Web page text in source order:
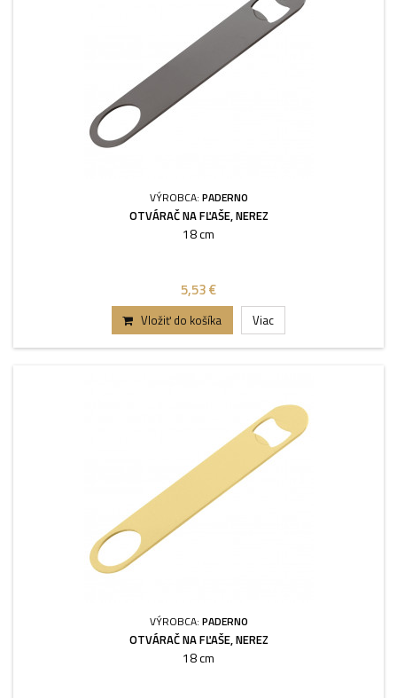
VÝROBCA: PADERNO
OTVÁRAČ NA FĽAŠE, NEREZ
18 cm
5,53 €
Vložiť do košíka Viac
VÝROBCA: PADERNO
OTVÁRAČ NA FĽAŠE, NEREZ
18 cm